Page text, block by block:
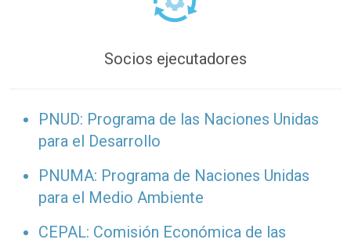
Socios ejecutadores
PNUD: Programa de las Naciones Unidas
para el Desarrollo
PNUMA: Programa de Naciones Unidas
para el Medio Ambiente
CEPAL: Comisión Económica de las